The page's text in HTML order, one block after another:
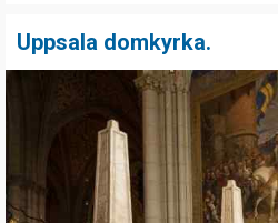
Uppsala domkyrka.